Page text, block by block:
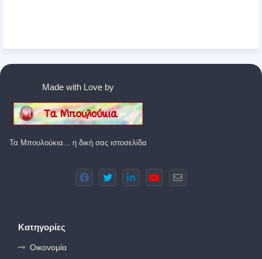
Made with Love by
Τα Μπουλούκια... η δική σας ιστοσελίδα
Κατηγορίες
Οικονομία